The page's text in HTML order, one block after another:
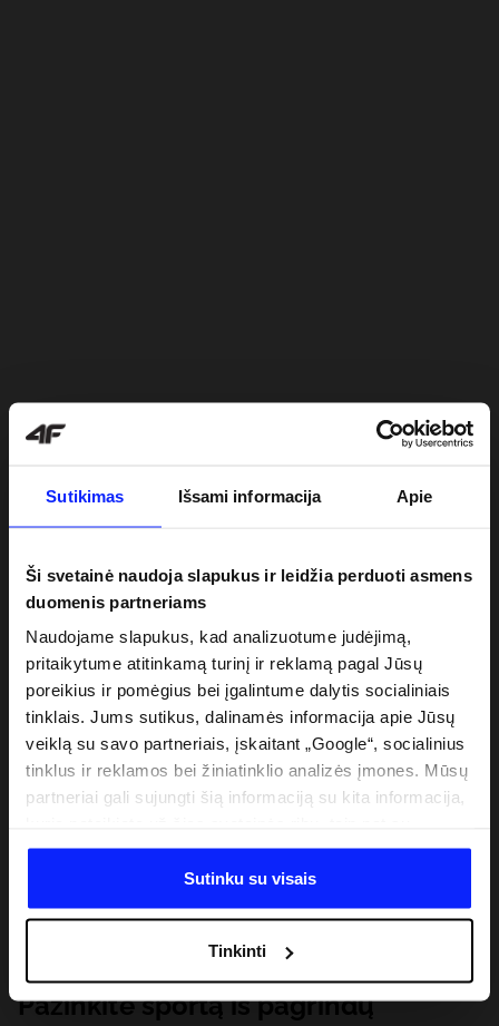
Sutikimas Išsami informacija Apie
Ši svetainė naudoja slapukus ir leidžia perduoti asmens
duomenis partneriams
Naudojame slapukus, kad analizuotume judėjimą,
pritaikytume atitinkamą turinį ir reklamą pagal Jūsų
poreikius ir pomėgius bei įgalintume dalytis socialiniais
tinklais. Jums sutikus, dalinamės informacija apie Jūsų
veiklą su savo partneriais, įskaitant „Google“, socialinius
tinklus ir reklamos bei žiniatinklio analizės įmones. Mūsų
partneriai gali sujungti šią informaciją su kita informacija,
duomenimis, kuriuos jie gauna, kai naudojatės jų
paslaugomis. Gavus Jūsų leidimą, mes galime perduoti
Jūsų asmeninę informaciją savo partneriams, siekdami
analitinius tyrimus, pritaikyti turinį ir tobulinti mūsų
partnerių siūlomus sprendimus (pvz., socialinius tinklus).
Išsamią informaciją rasite mūsų Privatumo politikoje ir
Sutinku su visais
Tinkinti
Pažinkite sportą iš pagrindų